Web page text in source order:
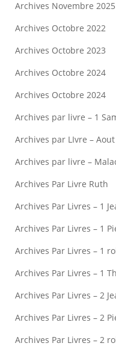
Archives Novembre 2025
Archives Octobre 2022
Archives Octobre 2023
Archives Octobre 2024
Archives Octobre 2024
Archives par livre – 1
Archives par LIvre –
Archives par livre –
Archives Par Livre Ruth
Archives Par Livres – 1
Archives Par Livres – 1
Archives Par Livres – 1
Archives Par Livres – 1
Archives Par Livres – 2
Archives Par Livres – 2
Archives Par Livres – 2